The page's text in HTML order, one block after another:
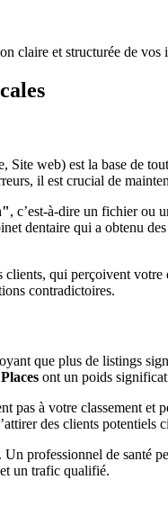
claire et structurée de
Site web) est la base de
il est crucial de
, c’est-à-dire un fichier ou
dentaire qui a obtenu
clients, qui perçoivent votre
contradictoires.
que plus de listings
ont un poids
pas à votre classement
des clients potentiels
professionnel de santé
un trafic qualifié.